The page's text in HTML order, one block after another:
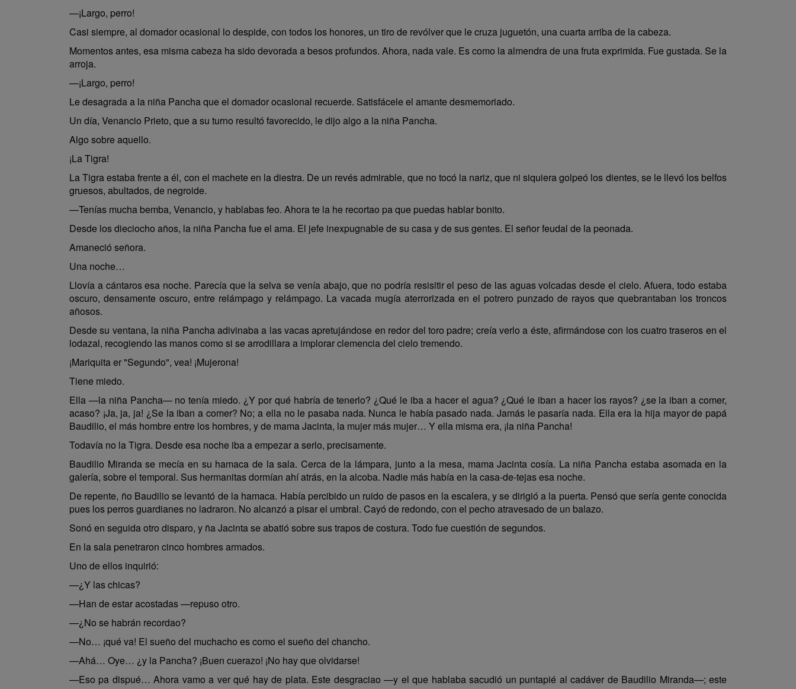
—¡Largo, perro!
Casi siempre, al domador ocasional lo despide, con todos los honores, un tiro de revólver que le cruza juguetón, una cuarta arriba de la cabeza.
Momentos antes, esa misma cabeza ha sido devorada a besos profundos. Ahora, nada vale. Es como la almendra de una fruta exprimida. Fue gustada. Se la
arroja.
—¡Largo, perro!
Le desagrada a la niña Pancha que el domador ocasional recuerde. Satisfácele el amante desmemoriado.
Un día, Venancio Prieto, que a su turno resultó favorecido, le dijo algo a la niña Pancha.
Algo sobre aquello.
¡La Tigra!
La Tigra estaba frente a él, con el machete en la diestra. De un revés admirable, que no tocó la nariz, que ni siquiera golpeó los dientes, se le llevó los belfos
gruesos, abultados, de negroide.
—Tenías mucha bemba, Venancio, y hablabas feo. Ahora te la he recortao pa que puedas hablar bonito.
Desde los dieciocho años, la niña Pancha fue el ama. El jefe inexpugnable de su casa y de sus gentes. El señor feudal de la peonada.
Amaneció señora.
Una noche…
Llovía a cántaros esa noche. Parecía que la selva se venía abajo, que no podría resisitir el peso de las aguas volcadas desde el cielo. Afuera, todo estaba
oscuro, densamente oscuro, entre relámpago y relámpago. La vacada mugía aterrorizada en el potrero punzado de rayos que quebrantaban los troncos
añosos.
Desde su ventana, la niña Pancha adivinaba a las vacas apretujándose en redor del toro padre; creía verlo a éste, afirmándose con los cuatro traseros en el
lodazal, recogiendo las manos como si se arrodillara a implorar clemencia del cielo tremendo.
¡Mariquita er "Segundo", vea! ¡Mujerona!
Tiene miedo.
Ella —la niña Pancha— no tenía miedo. ¿Y por qué habría de tenerlo? ¿Qué le iba a hacer el agua? ¿Qué le iban a hacer los rayos? ¿se la iban a comer,
acaso? ¡Ja, ja, ja! ¿Se la iban a comer? No; a ella no le pasaba nada. Nunca le había pasado nada. Jamás le pasaría nada. Ella era la hija mayor de papá
Baudilio, el más hombre entre los hombres, y de mama Jacinta, la mujer más mujer… Y ella misma era, ¡la niña Pancha!
Todavía no la Tigra. Desde esa noche iba a empezar a serlo, precisamente.
Baudilio Miranda se mecía en su hamaca de la sala. Cerca de la lámpara, junto a la mesa, mama Jacinta cosía. La niña Pancha estaba asomada en la
galería, sobre el temporal. Sus hermanitas dormían ahí atrás, en la alcoba. Nadie más había en la casa-de-tejas esa noche.
De repente, ño Baudilio se levantó de la hamaca. Había percibido un ruido de pasos en la escalera, y se dirigió a la puerta. Pensó que sería gente conocida
pues los perros guardianes no ladraron. No alcanzó a pisar el umbral. Cayó de redondo, con el pecho atravesado de un balazo.
Sonó en seguida otro disparo, y ña Jacinta se abatió sobre sus trapos de costura. Todo fue cuestión de segundos.
En la sala penetraron cinco hombres armados.
Uno de ellos inquirió:
—¿Y las chicas?
—Han de estar acostadas —repuso otro.
—¿No se habrán recordao?
—No… ¡qué va! El sueño del muchacho es como el sueño del chancho.
—Ahá… Oye… ¿y la Pancha? ¡Buen cuerazo! ¡No hay que olvidarse!
—Eso pa dispué… Ahora vamo a ver qué hay de plata. Este desgraciao —y el que hablaba sacudió un puntapié al cadáver de Baudilio Miranda—; este